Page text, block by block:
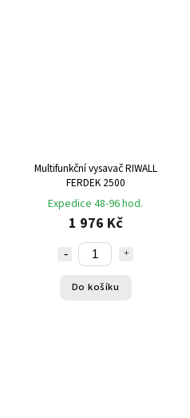
Multifunkční vysavač RIWALL
FERDEK 2500
Expedice 48-96 hod.
1 976 Kč
Do košíku